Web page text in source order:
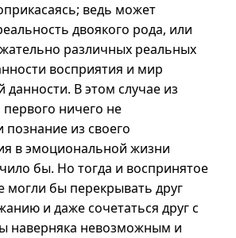
ведь может
двоякого рода, или
различных реальных
восприятия и мир
В этом случае из
первого ничего не
познание из своего
в эмоциональной жизни
бы. Но тогда и воспринятое
могли бы перекрывать друг
и даже сочетаться друг с
наверняка невозможным и